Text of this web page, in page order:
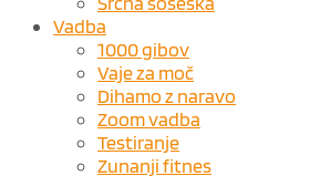
Vadba
1000 gibov
Vaje za moč
Dihamo z naravo
Zoom vadba
Testiranje
Zunanji fitnes